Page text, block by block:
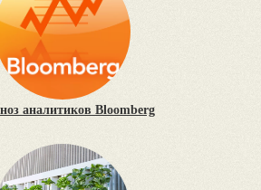
аналитиков Bloomberg